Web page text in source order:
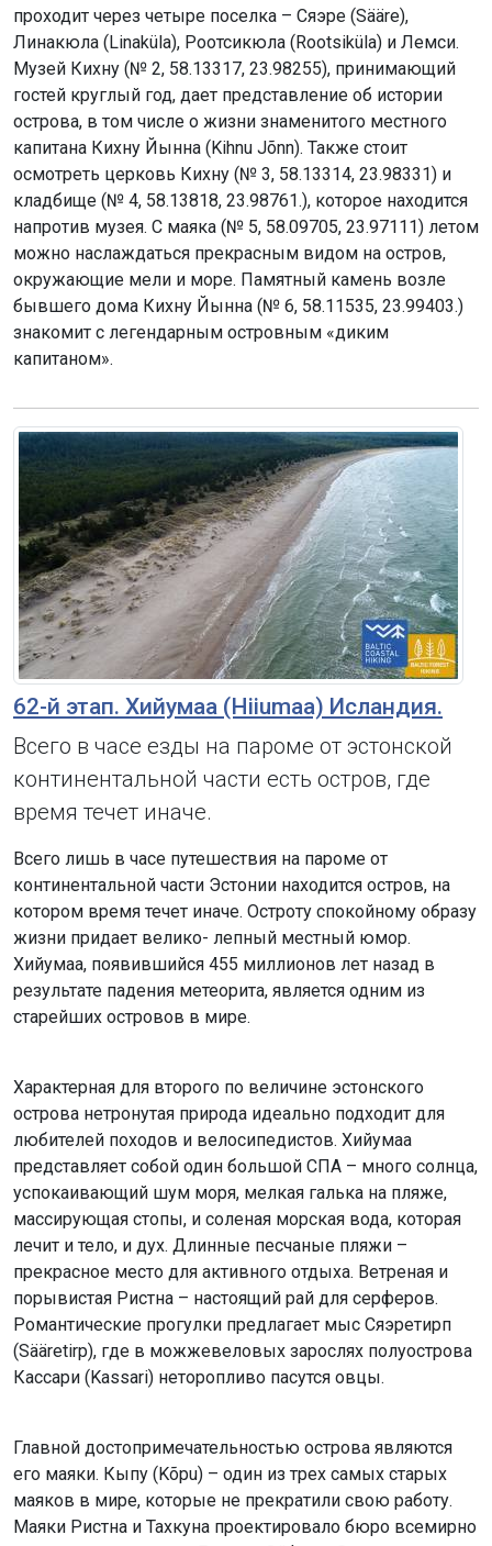
проходит через четыре поселка – Сяэре (Sääre),
Линакюла (Linaküla), Роотсикюла (Rootsiküla) и Лемси.
Музей Кихну (№ 2, 58.13317, 23.98255), принимающий
гостей круглый год, дает представление об истории
острова, в том числе о жизни знаменитого местного
капитана Кихну Йынна (Kihnu Jõnn). Также стоит
осмотреть церковь Кихну (№ 3, 58.13314, 23.98331) и
кладбище (№ 4, 58.13818, 23.98761.), которое находится
напротив музея. С маяка (№ 5, 58.09705, 23.97111) летом
можно наслаждаться прекрасным видом на остров,
окружающие мели и море. Памятный камень возле
бывшего дома Кихну Йынна (№ 6, 58.11535, 23.99403.)
знакомит с легендарным островным «диким
капитаном».
62-й этап. Хийумаа (Hiiumaa) Исландия.
Всего в часе езды на пароме от эстонской
континентальной части есть остров, где
время течет иначе.
Всего лишь в часе путешествия на пароме от
континентальной части Эстонии находится остров, на
котором время течет иначе. Остроту спокойному образу
жизни придает велико- лепный местный юмор.
Хийумаа, появившийся 455 миллионов лет назад в
результате падения метеорита, является одним из
старейших островов в мире.
Характерная для второго по величине эстонского
острова нетронутая природа идеально подходит для
любителей походов и велосипедистов. Хийумаа
представляет собой один большой СПА – много солнца,
успокаивающий шум моря, мелкая галька на пляже,
массирующая стопы, и соленая морская вода, которая
лечит и тело, и дух. Длинные песчаные пляжи –
прекрасное место для активного отдыха. Ветреная и
порывистая Ристна – настоящий рай для серферов.
Романтические прогулки предлагает мыс Сяэретирп
(Sääretirp), где в можжевеловых зарослях полуострова
Кассари (Kassari) неторопливо пасутся овцы.
Главной достопримечательностью острова являются
его маяки. Кыпу (Kõpu) – один из трех самых старых
маяков в мире, которые не прекратили свою работу.
Маяки Ристна и Тахкуна проектировало бюро всемирно